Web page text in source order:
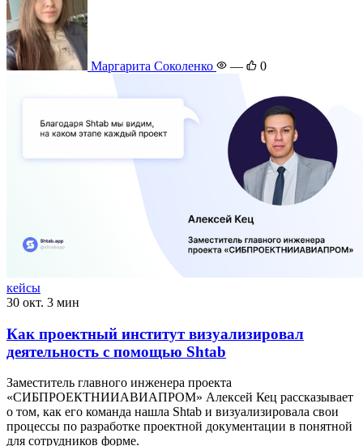
Маргарита Соколенко — 0
кейсы
30 окт. 3 мин
Как проектный институт визуализировал
деятельность с помощью Shtab
Заместитель главного инженера проекта
«СИБПРОЕКТНИИАВИАПРОМ» Алексей Кец рассказывает
о том, как его команда нашла Shtab и визуализировала свои
процессы по разработке проектной документации в понятной
для сотрудников форме.